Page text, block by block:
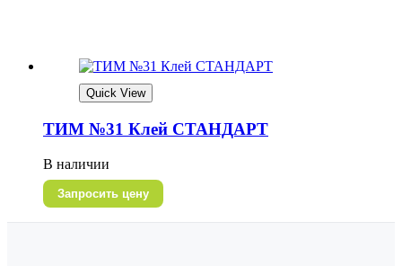
Quick View
ТИМ №31 Клей СТАНДАРТ
В наличии
Запросить цену